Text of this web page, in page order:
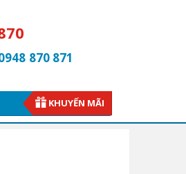
870 871
KHUYẾN MÃI